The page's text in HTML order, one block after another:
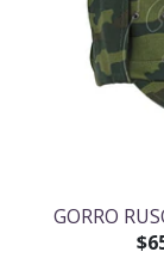
GORRO